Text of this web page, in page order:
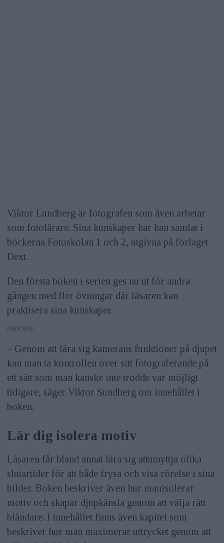
Viktor Lundberg är fotografen som även arbetar
som fotolärare. Sina kunskaper har han samlat i
böckerna Fotoskolan 1 och 2, utgivna på förlaget
Dext.
Den första boken i serien ges nu ut för andra
gången med fler övningar där läsaren kan
praktisera sina kunskaper.
ANNONS
– Genom att lära sig kamerans funktioner på djupet
kan man ta kontrollen över sitt fotograferande på
ett sätt som man kanske inte trodde var möjligt
tidigare, säger Viktor Sundberg om innehållet i
boken.
Lär dig isolera motiv
Läsaren får bland annat lära sig attutnyttja olika
slutartider för att både frysa och visa rörelse i sina
bilder. Boken beskriver även hur manisolerar
motiv och skapar djupkänsla genom att välja rätt
bländare. I innehållet finns även kapitel som
beskriver hur man maximerar uttrycket genom att